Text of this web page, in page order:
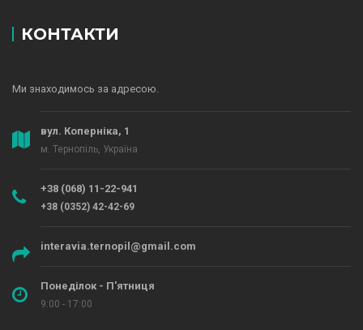
КОНТАКТИ
Ми знаходимось за адресою.
вул. Коперніка, 1
м. Тернопіль, Україна
+38 (068) 11-22-941
+38 (0352) 42-42-69
interavia.ternopil@gmail.com
Понеділок - П'ятниця
9:00 - 17:00